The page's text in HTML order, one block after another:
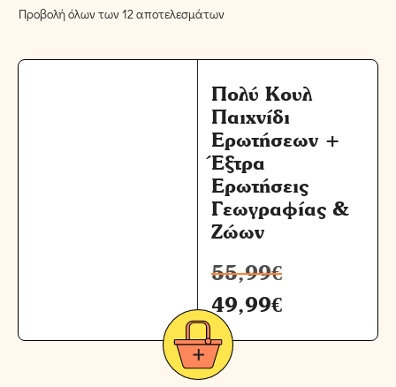
Προβολή όλων των 12 αποτελεσμάτων
Πολύ Κουλ
Παιχνίδι
Ερωτήσεων +
Έξτρα
Ερωτήσεις
Γεωγραφίας &
Ζώων
55,99€
49,99€